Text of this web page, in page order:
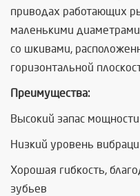
приводах работающих
маленькими
со шкивами,
горизонтальной
Преимущества:
Высокий запас мощности
Низкий уровень
Хорошая гибкость,
зубьев